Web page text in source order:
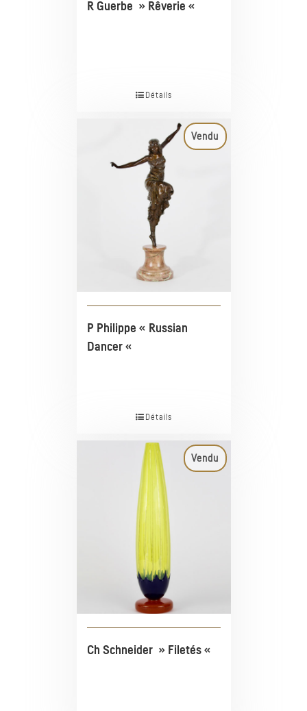
R Guerbe » Rêverie «
Détails
Vendu
P Philippe « Russian
Dancer «
Détails
Vendu
Ch Schneider » Filetés «